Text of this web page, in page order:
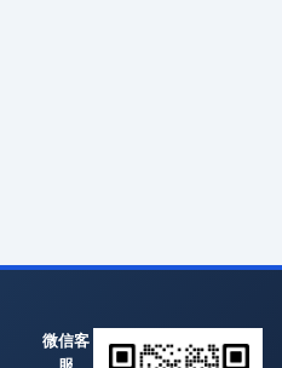
微信客